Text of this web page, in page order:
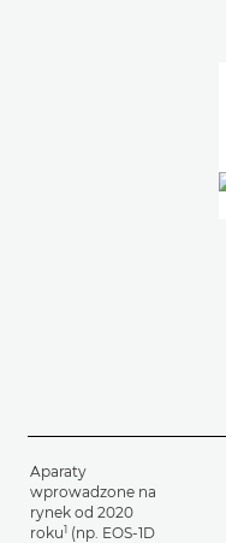
Aparaty
wprowadzone na
rynek od 2020
roku1 (np. EOS-1D